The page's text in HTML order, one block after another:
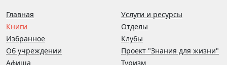
Главная
Книги
Избранное
Об учреждении
Афиша
Услуги и ресурсы
Отделы
Клубы
Проект "Знания для жизни"
Туризм